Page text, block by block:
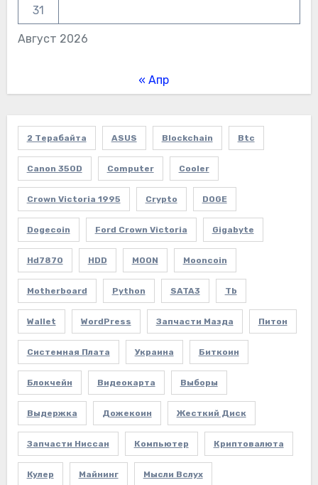
Август 2026
31
« Апр
2 Терабайта ASUS Blockchain Btc
Canon 350D Computer Cooler
Crown Victoria 1995 Crypto DOGE
Dogecoin Ford Crown Victoria Gigabyte
Hd7870 HDD MOON Mooncoin
Motherboard Python SATA3 Tb
Wallet WordPress Запчасти Мазда Питон
Системная Плата Украина Биткоин
Блокчейн Видеокарта Выборы
Выдержка Дожекоин Жесткий Диск
Запчасти Ниссан Компьютер Криптовалюта
Кулер Майнинг Мысли Вслух